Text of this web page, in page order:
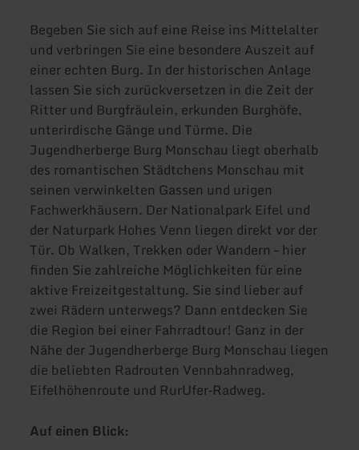
Begeben Sie sich auf eine Reise ins Mittelalter
und verbringen Sie eine besondere Auszeit auf
einer echten Burg. In der historischen Anlage
lassen Sie sich zurückversetzen in die Zeit der
Ritter und Burgfräulein, erkunden Burghöfe,
unterirdische Gänge und Türme. Die
Jugendherberge Burg Monschau liegt oberhalb
des romantischen Städtchens Monschau mit
seinen verwinkelten Gassen und urigen
Fachwerkhäusern. Der Nationalpark Eifel und
der Naturpark Hohes Venn liegen direkt vor der
Tür. Ob Walken, Trekken oder Wandern – hier
finden Sie zahlreiche Möglichkeiten für eine
aktive Freizeitgestaltung. Sie sind lieber auf
zwei Rädern unterwegs? Dann entdecken Sie
die Region bei einer Fahrradtour! Ganz in der
Nähe der Jugendherberge Burg Monschau liegen
die beliebten Radrouten Vennbahnradweg,
Eifelhöhenroute und RurUfer‐Radweg.
Auf einen Blick: